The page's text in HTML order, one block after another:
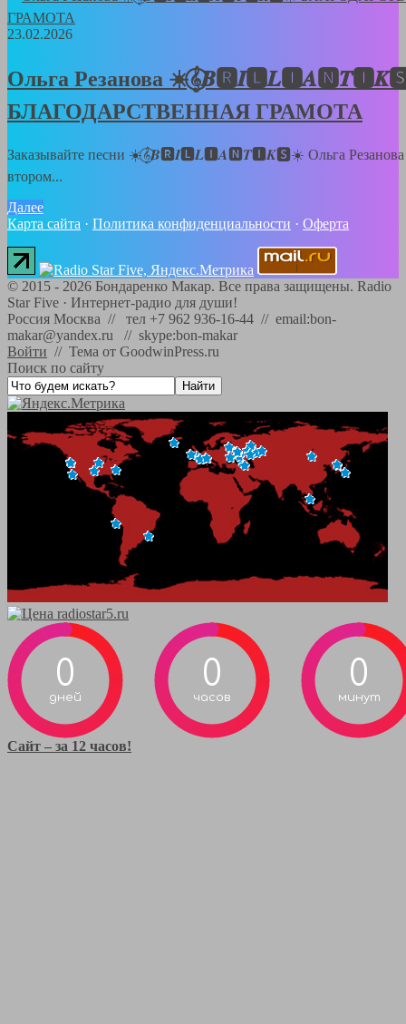
23.02.2026
Ольга Резанова
БЛАГОДАРСТВЕННАЯ ГРАМОТА
Заказывайте песни ☀️𝄞⃝𝑩🆁𝑰🅻𝑳🅸𝑨🅽𝑻🅸𝑲🆂☀️ Ольга Резанова
втором...
Далее
Карта сайта · Политика конфиденциальности · Оферта
© 2015 - 2026 Бондаренко Макар. Все права защищены. Radio
Star Five · Интернет-радио для души!
Россия Москва // тел +7 962 936-16-44 // email:bon-
makar@yandex.ru // skype:bon-makar
Войти // Тема от GoodwinPress.ru
Поиск по сайту
0
дней
0
часов
0
минут
Сайт – за 12 часов!